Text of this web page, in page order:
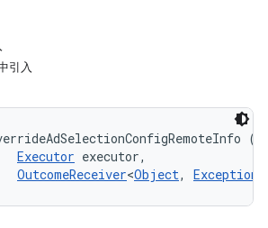
引入
(
Executor executor,
OutcomeReceiver<Object, Exception